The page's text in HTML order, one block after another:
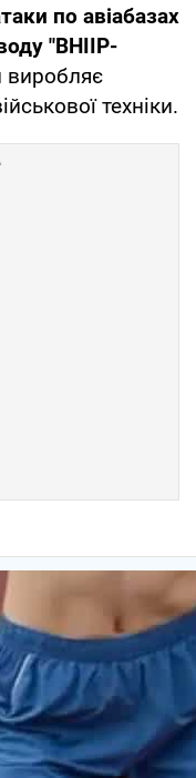
по авіабазах
"ВНІІР-
виробляє
техніки.